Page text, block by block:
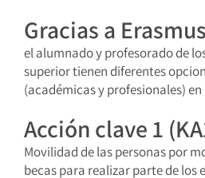
Gracias a
el alumnado y profesorado de
superior tienen diferentes
(académicas y profesionales) en
Acción clave 1
Movilidad de las personas por
becas para realizar parte de los